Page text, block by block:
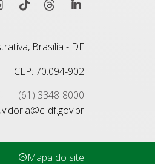
Brasília - DF
CEP: 70.094-902
(61) 3348-8000
Mapa do site